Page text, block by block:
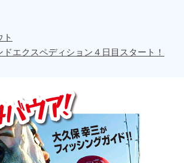
ト
ドエクスペディション４日目スタート！